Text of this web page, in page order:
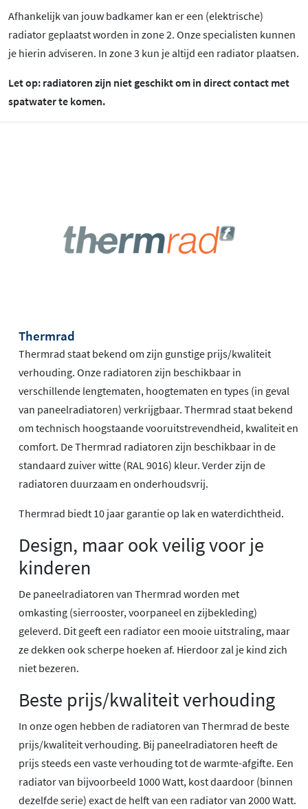
Afhankelijk van jouw badkamer kan er een (elektrische)
radiator geplaatst worden in zone 2. Onze specialisten kunnen
je hierin adviseren. In zone 3 kun je altijd een radiator plaatsen.
Let op: radiatoren zijn niet geschikt om in direct contact met
spatwater te komen.
Thermrad
Thermrad staat bekend om zijn gunstige prijs/kwaliteit
verhouding. Onze radiatoren zijn beschikbaar in
verschillende lengtematen, hoogtematen en types (in geval
van paneelradiatoren) verkrijgbaar. Thermrad staat bekend
om technisch hoogstaande vooruitstrevendheid, kwaliteit en
comfort. De Thermrad radiatoren zijn beschikbaar in de
standaard zuiver witte (RAL 9016) kleur. Verder zijn de
radiatoren duurzaam en onderhoudsvrij.
Thermrad biedt 10 jaar garantie op lak en waterdichtheid.
Design, maar ook veilig voor je
kinderen
De paneelradiatoren van Thermrad worden met
omkasting (sierrooster, voorpaneel en zijbekleding)
geleverd. Dit geeft een radiator een mooie uitstraling, maar
ze dekken ook scherpe hoeken af. Hierdoor zal je kind zich
niet bezeren.
Beste prijs/kwaliteit verhouding
In onze ogen hebben de radiatoren van Thermrad de beste
prijs/kwaliteit verhouding. Bij paneelradiatoren heeft de
prijs steeds een vaste verhouding tot de warmte-afgifte. Een
radiator van bijvoorbeeld 1000 Watt, kost daardoor (binnen
dezelfde serie) exact de helft van een radiator van 2000 Watt.